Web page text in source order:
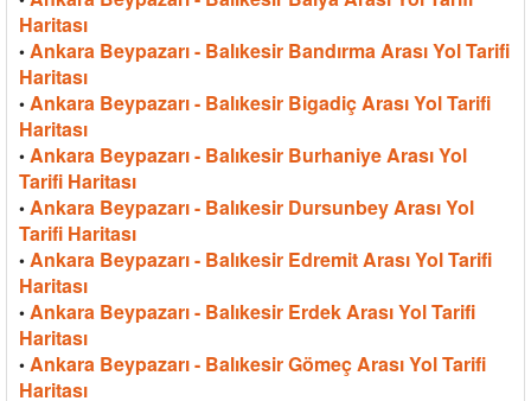
Haritası
• Ankara Beypazarı - Balıkesir Bandırma Arası Yol Tarifi
Haritası
• Ankara Beypazarı - Balıkesir Bigadiç Arası Yol Tarifi
Haritası
• Ankara Beypazarı - Balıkesir Burhaniye Arası Yol
Tarifi Haritası
• Ankara Beypazarı - Balıkesir Dursunbey Arası Yol
Tarifi Haritası
• Ankara Beypazarı - Balıkesir Edremit Arası Yol Tarifi
Haritası
• Ankara Beypazarı - Balıkesir Erdek Arası Yol Tarifi
Haritası
• Ankara Beypazarı - Balıkesir Gömeç Arası Yol Tarifi
Haritası